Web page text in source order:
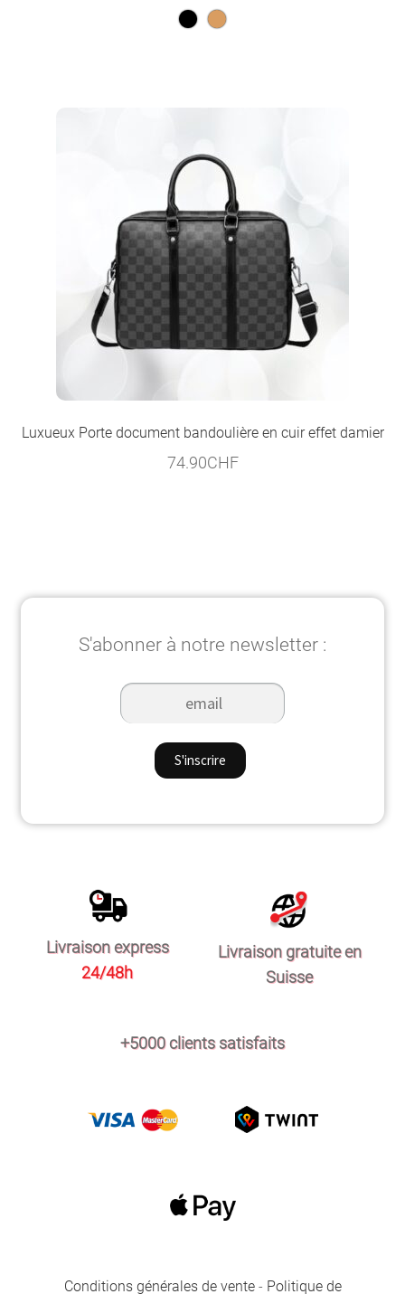
Luxueux Porte document bandoulière en cuir effet damier
74.90CHF
S'abonner à notre newsletter :
Livraison express
24/48h
Livraison gratuite en
Suisse
+5000 clients satisfaits
Conditions générales de vente- Politique de